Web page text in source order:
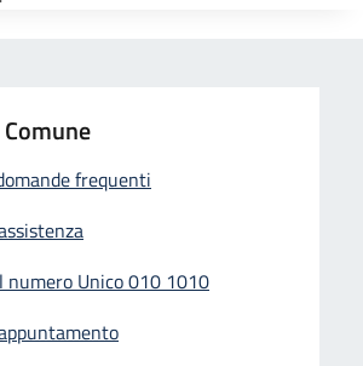
frequenti
numero Unico 010 1010